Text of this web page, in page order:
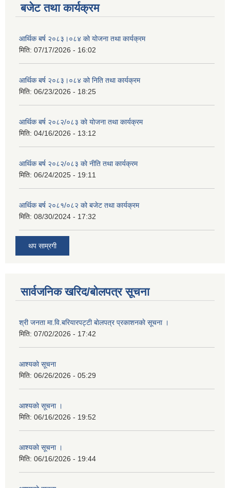
बजेट तथा कार्यक्रम
आर्थिक बर्ष २०८३।०८४ को योजना तथा कार्यक्रम
मिति: 07/17/2026 - 16:02
आर्थिक बर्ष २०८३।०८४ को निति तथा कार्यक्रम
मिति: 06/23/2026 - 18:25
आर्थिक बर्ष २०८२/०८३ काे याेजना तथा कार्यक्रम
मिति: 04/16/2026 - 13:12
आर्थिक बर्ष २०८२/०८३ काे नीति तथा कार्यक्रम
मिति: 06/24/2025 - 19:11
आर्थिक बर्ष २०८१/०८२ को बजेट तथा कार्यक्रम
मिति: 08/30/2024 - 17:32
थप साम्रगी
सार्वजनिक खरिद/बोलपत्र सूचना
श्री जनता मा.वि.बरियारपट्टी बाेलपत्र प्रकाशनकाे सूचना ।
मिति: 07/02/2026 - 17:42
आश्यकाे सूचना
मिति: 06/26/2026 - 05:29
आश्यकाे सूचना ।
मिति: 06/16/2026 - 19:52
आश्यकाे सूचना ।
मिति: 06/16/2026 - 19:44